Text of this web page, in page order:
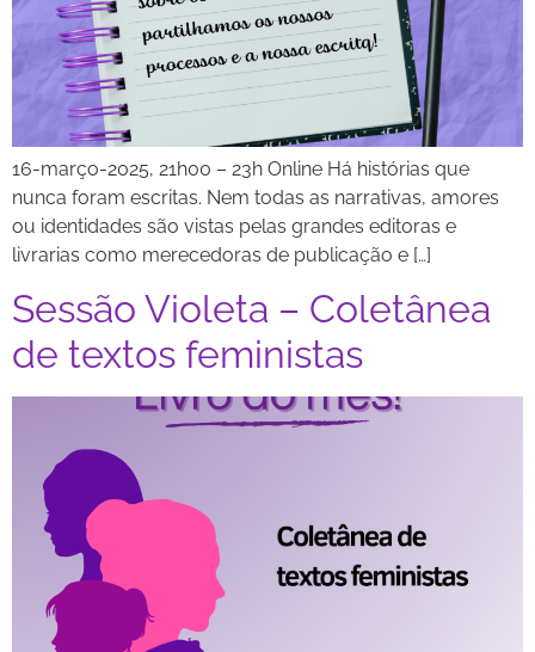
16-março-2025, 21h00 – 23h Online Há histórias que
nunca foram escritas. Nem todas as narrativas, amores
ou identidades são vistas pelas grandes editoras e
livrarias como merecedoras de publicação e […]
Sessão Violeta – Coletânea
de textos feministas